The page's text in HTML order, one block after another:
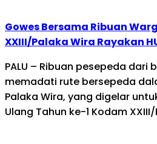
Gowes Bersama Ribuan
XXIII/Palaka Wira Rayakan
PALU – Ribuan pesepeda dari
memadati rute bersepeda
Palaka Wira, yang digelar
Ulang Tahun ke-1 Kodam